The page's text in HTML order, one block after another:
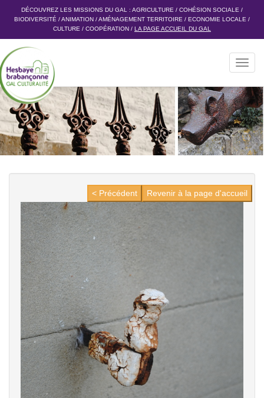
DÉCOUVREZ LES MISSIONS DU GAL : AGRICULTURE / COHÉSION SOCIALE /
BIODIVERSITÉ /ANIMATION /AMÉNAGEMENT TERRITOIRE / ECONOMIE LOCALE /
CULTURE / COOPÉRATION / LA PAGE ACCUEIL DU GAL
Revenir à la page d'accueil
< Précédent